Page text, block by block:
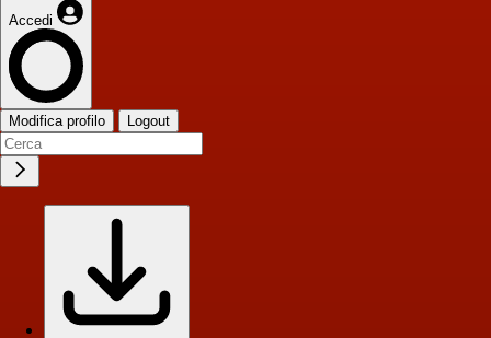
Accedi
Modifica profilo Logout